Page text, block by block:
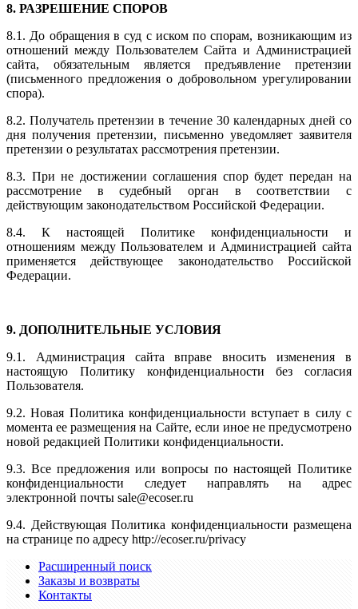
8. РАЗРЕШЕНИЕ СПОРОВ
8.1. До обращения в суд с иском по спорам, возникающим из
отношений между Пользователем Сайта и Администрацией
сайта, обязательным является предъявление претензии
(письменного предложения о добровольном урегулировании
спора).
8.2. Получатель претензии в течение 30 календарных дней со
дня получения претензии, письменно уведомляет заявителя
претензии о результатах рассмотрения претензии.
8.3. При не достижении соглашения спор будет передан на
рассмотрение в судебный орган в соответствии с
действующим законодательством Российской Федерации.
8.4. К настоящей Политике конфиденциальности и
отношениям между Пользователем и Администрацией сайта
применяется действующее законодательство Российской
Федерации.
9. ДОПОЛНИТЕЛЬНЫЕ УСЛОВИЯ
9.1. Администрация сайта вправе вносить изменения в
настоящую Политику конфиденциальности без согласия
Пользователя.
9.2. Новая Политика конфиденциальности вступает в силу с
момента ее размещения на Сайте, если иное не предусмотрено
новой редакцией Политики конфиденциальности.
9.3. Все предложения или вопросы по настоящей Политике
конфиденциальности следует направлять на адрес
электронной почты sale@ecoser.ru
9.4. Действующая Политика конфиденциальности размещена
на странице по адресу http://ecoser.ru/privacy
Расширенный поиск
Заказы и возвраты
Контакты